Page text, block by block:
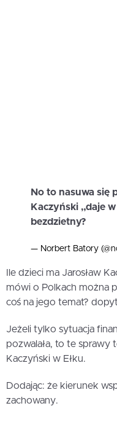
No to nasuwa się
Kaczyński „daje
bezdzietny?
— Norbert Batory
Ile dzieci ma Jarosław
mówi o Polkach można
coś na jego temat?
Jeżeli tylko sytuacja
pozwalała, to te sprawy
Kaczyński w Ełku.
Dodając: że kierunek
zachowany.